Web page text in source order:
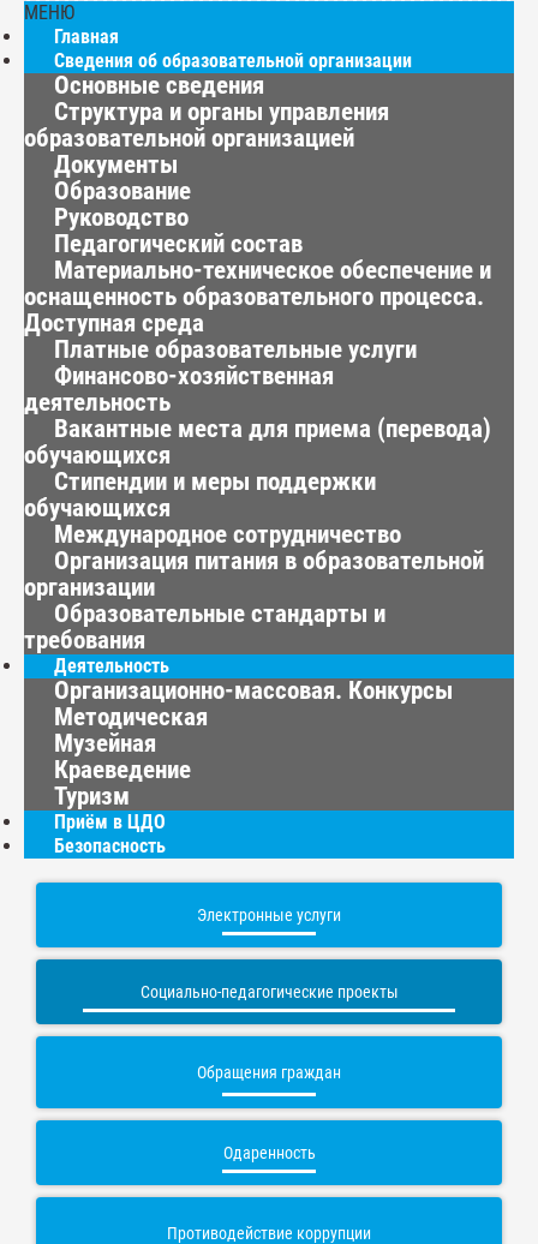
МЕНЮ
Главная
Сведения об образовательной организации
Основные сведения
Структура и органы управления
образовательной организацией
Документы
Образование
Руководство
Педагогический состав
Материально-техническое обеспечение и
оснащенность образовательного процесса.
Доступная среда
Платные образовательные услуги
Финансово-хозяйственная
деятельность
Вакантные места для приема (перевода)
обучающихся
Стипендии и меры поддержки
обучающихся
Международное сотрудничество
Организация питания в образовательной
организации
Образовательные стандарты и
требования
Деятельность
Организационно-массовая. Конкурсы
Методическая
Музейная
Краеведение
Туризм
Приём в ЦДО
Безопасность
Электронные услуги
Социально-педагогические проекты
Обращения граждан
Одаренность
Противодействие коррупции